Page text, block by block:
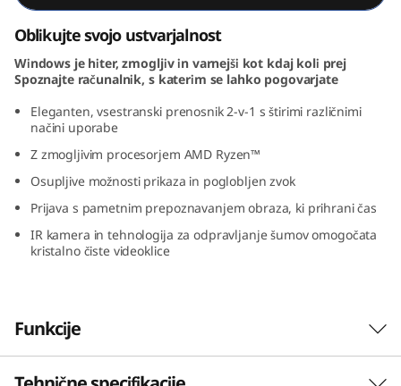
Oblikujte svojo ustvarjalnost
Windows je hiter, zmogljiv in varnejši kot kdaj koli prej
Spoznajte računalnik, s katerim se lahko pogovarjate
Eleganten, vsestranski prenosnik 2-v-1 s štirimi različnimi
načini uporabe
Z zmogljivim procesorjem AMD Ryzen™
Osupljive možnosti prikaza in poglobljen zvok
Prijava s pametnim prepoznavanjem obraza, ki prihrani čas
IR kamera in tehnologija za odpravljanje šumov omogočata
kristalno čiste videoklice
Funkcije